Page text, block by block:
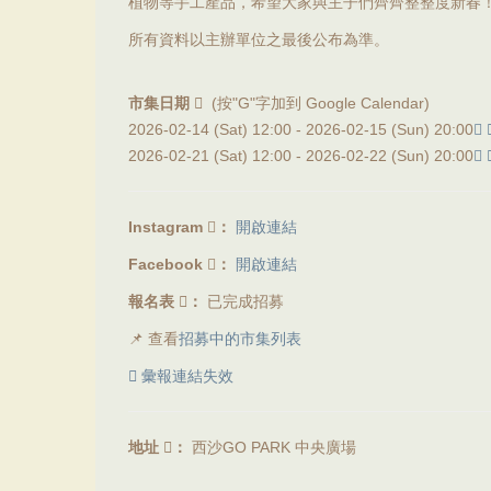
所有資料以主辦單位之最後公布為準。
市集日期
(按"G"字加到 Google Calendar)
2026-02-14 (Sat) 12:00 - 2026-02-15 (Sun) 20:00
2026-02-21 (Sat) 12:00 - 2026-02-22 (Sun) 20:00
Instagram ： 開啟連結
Facebook ： 開啟連結
報名表 ： 已完成招募
📌 查看招募中的市集列表
彙報連結失效
地址 ： 西沙GO PARK 中央廣場